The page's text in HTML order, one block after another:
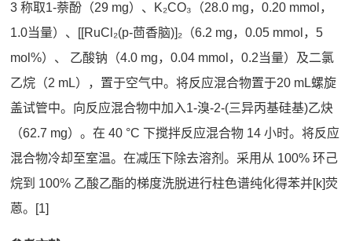
3 称取1-萘酚（29 mg）、K₂CO₃（28.0 mg，0.20 mmol，
1.0当量）、[[RuCl₂(p-茴香脑)]₂（6.2 mg，0.05 mmol，5
mol%）、 乙酸钠（4.0 mg，0.04 mmol，0.2当量）及二氯
乙烷（2 mL），置于空气中。将反应混合物置于20 mL螺旋
盖试管中。向反应混合物中加入1-溴-2-(三异丙基硅基)乙炔
（62.7 mg）。在 40 °C 下搅拌反应混合物 14 小时。将反应
混合物冷却至室温。在减压下除去溶剂。采用从 100% 环己
烷到 100% 乙酸乙酯的梯度洗脱进行柱色谱纯化得苯并[k]荧
蒽‌。[1]